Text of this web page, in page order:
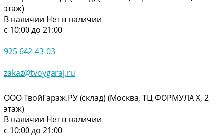
этаж)
В наличии Нет в наличии
с 10:00 до 21:00
925 642-43-03
zakaz@tvoygaraj.ru
ООО ТвойГараж.РУ (склад) (Москва, ТЦ ФОРМУЛА Х, 2
этаж)
В наличии Нет в наличии
с 10:00 до 21:00